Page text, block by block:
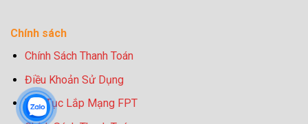
Chính sách
Chính Sách Thanh Toán
Điều Khoản Sử Dụng
Thủ Tục Lắp Mạng FPT